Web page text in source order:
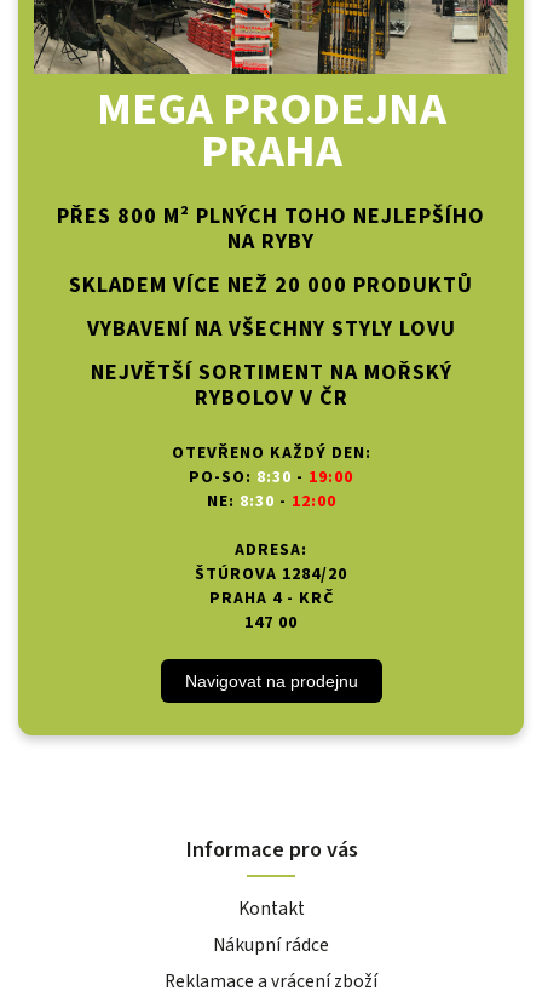
MEGA PRODEJNA
PRAHA
PŘES 800 M² PLNÝCH TOHO NEJLEPŠÍHO
NA RYBY
SKLADEM VÍCE NEŽ 20 000 PRODUKTŮ
VYBAVENÍ NA VŠECHNY STYLY LOVU
NEJVĚTŠÍ SORTIMENT NA MOŘSKÝ
RYBOLOV V ČR
OTEVŘENO KAŽDÝ DEN:
PO-SO: 8:30 - 19:00
NE: 8:30 - 12:00
ADRESA:
ŠTÚROVA 1284/20
PRAHA 4 - KRČ
147 00
Navigovat na prodejnu
Informace pro vás
Kontakt
Nákupní rádce
Reklamace a vrácení zboží